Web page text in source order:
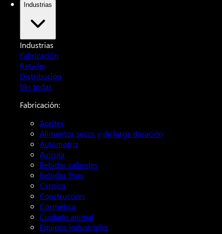
Industrias
Industrias
Fabricación
Retailer
Distribución
Ver todas
Fabricación:
Aceites
Alimentos secos y de larga duración
Automotriz
Avícola
Bebidas calientes
Bebidas frías
Cárnica
Construcción
Cosmética
Cuidado animal
Equipos industriales